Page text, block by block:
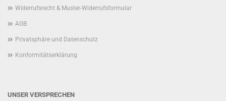
Widerrufsrecht & Muster-Widerrufsformular
AGB
Privatsphäre und Datenschutz
Konformitätserklärung
UNSER VERSPRECHEN